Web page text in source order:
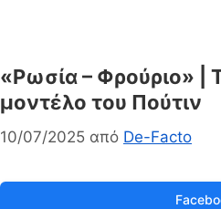
«Ρωσία – Φρούριο» |
μοντέλο του Πούτιν
10/07/2025 από De-Facto